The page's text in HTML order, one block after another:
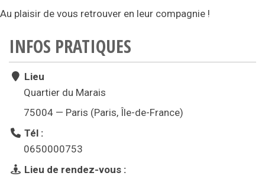
Au plaisir de vous retrouver en leur compagnie !
INFOS PRATIQUES
Lieu
Quartier du Marais
75004 — Paris (Paris, Île-de-France)
Tél :
0650000753
Lieu de rendez-vous :